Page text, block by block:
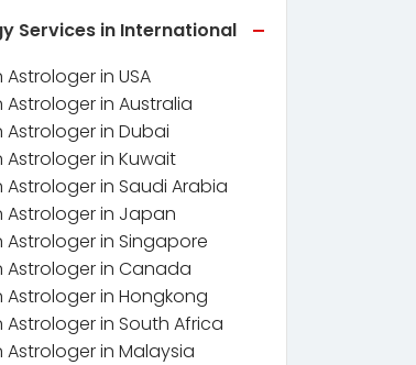
Services in International
Astrologer in USA
Astrologer in Australia
Astrologer in Dubai
Astrologer in Kuwait
Astrologer in Saudi Arabia
Astrologer in Japan
Astrologer in Singapore
Astrologer in Canada
Astrologer in Hongkong
Astrologer in South Africa
Astrologer in Malaysia